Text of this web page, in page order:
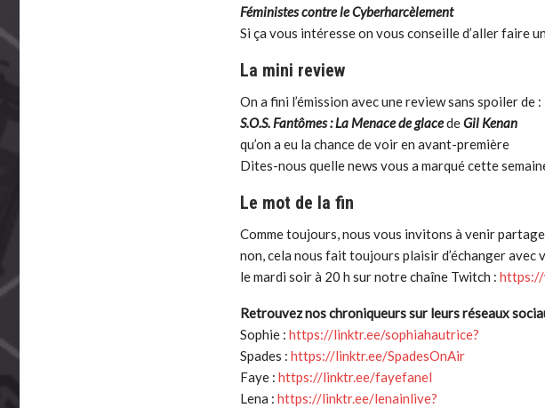
Féministes contre le Cyberharcèlement
Si ça vous intéresse on vous conseille d’aller faire
La mini review
On a fini l’émission avec une review sans spoiler de :
S.O.S. Fantômes : La Menace de glacedeGil Kenan
qu’on a eu la chance de voir en avant-première
Dites-nous quelle news vous a marqué cette
Le mot de la fin
Comme toujours, nous vous invitons à venir
non, cela nous fait toujours plaisir d’échanger avec
le mardi soir à 20 h sur notre chaîne Twitch :
Retrouvez nos chroniqueurs sur leurs réseaux
Sophie :https://linktr.ee/sophiahautrice?
Spades :https://linktr.ee/SpadesOnAir
Faye :https://linktr.ee/fayefanel
Lena :https://linktr.ee/lenainlive?